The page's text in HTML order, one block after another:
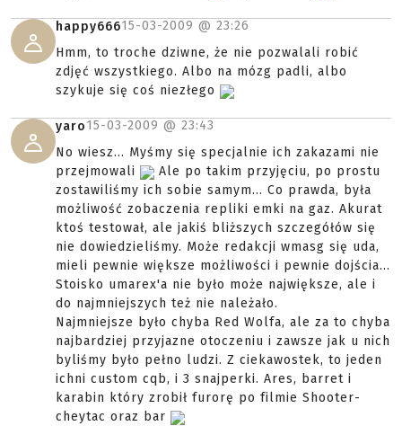
happy66615-03-2009 @ 23:26
Hmm, to troche dziwne, że nie pozwalali robić
zdjęć wszystkiego. Albo na mózg padli, albo
szykuje się coś niezłego
yaro15-03-2009 @ 23:43
No wiesz... Myśmy się specjalnie ich zakazami nie
przejmowali
Ale po takim przyjęciu, po prostu
zostawiliśmy ich sobie samym... Co prawda, była
możliwość zobaczenia repliki emki na gaz. Akurat
ktoś testował, ale jakiś bliższych szczegółów się
nie dowiedzieliśmy. Może redakcji wmasg się uda,
mieli pewnie większe możliwości i pewnie dojścia...
Stoisko umarex'a nie było może największe, ale i
do najmniejszych też nie należało.
Najmniejsze było chyba Red Wolfa, ale za to chyba
najbardziej przyjazne otoczeniu i zawsze jak u nich
byliśmy było pełno ludzi. Z ciekawostek, to jeden
ichni custom cqb, i 3 snajperki. Ares, barret i
karabin który zrobił furorę po filmie Shooter-
cheytac oraz bar